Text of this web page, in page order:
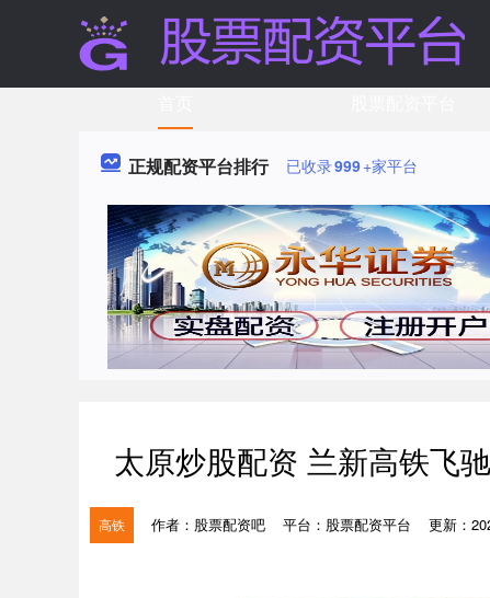
正规配资平台排行 已收录999+家平台
太原炒股配资 兰新高铁飞
高铁 作者：股票配资吧 平台：股票配资平台 更新：